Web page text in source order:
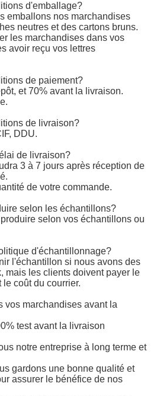
d'emballage?
emballons nos marchandises
neutres et des cartons bruns.
les marchandises dans vos
avoir reçu vos lettres
de paiement?
et 70% avant la livraison.
de livraison?
DDU.
de livraison?
3 à 7 jours après réception de
de votre commande.
selon les échantillons?
selon vos échantillons ou
d'échantillonnage?
l'échantillon si nous avons des
mais les clients doivent payer le
coût du courrier.
vos marchandises avant la
test avant la livraison
notre entreprise à long terme et
gardons une bonne qualité et
assurer le bénéfice de nos